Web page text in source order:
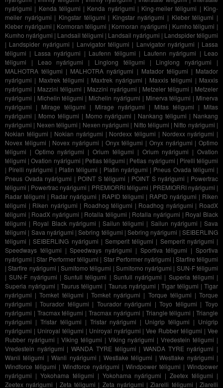
nyárigumi | Kenda téligumi | Kenda nyárigumi | King-meiler téligumi | King-
meiler nyárigumi | Kingstar téligumi | Kingstar nyárigumi | Kleber téligumi |
Kleber nyárigumi | Kormoran téligumi | Kormoran nyárigumi | Kumho téligumi |
Kumho nyárigumi | Landsail téligumi | Landsail nyárigumi | Landspider téligumi
| Landspider nyárigumi | Lanvigator téligumi | Lanvigator nyárigumi | Lassa
téligumi | Lassa nyárigumi | Laufenn téligumi | Laufenn nyárigumi | Leao
téligumi | Leao nyárigumi | Linglong téligumi | Linglong nyárigumi |
MALHOTRA téligumi | MALHOTRA nyárigumi | Matador téligumi | Matador
nyárigumi | Maxtrek téligumi | Maxtrek nyárigumi | Maxxis téligumi | Maxxis
nyárigumi | Mazzini téligumi | Mazzini nyárigumi | Metzeler téligumi | Metzeler
nyárigumi | Michelin téligumi | Michelin nyárigumi | Minerva téligumi | Minerva
nyárigumi | Mirage téligumi | Mirage nyárigumi | Mitas téligumi | Mitas
nyárigumi | Momo téligumi | Momo nyárigumi | Nankang téligumi | Nankang
nyárigumi | Nexen téligumi | Nexen nyárigumi | Nitto téligumi | Nitto nyárigumi |
Nokian téligumi | Nokian nyárigumi | Nordexx téligumi | Nordexx nyárigumi |
Novex téligumi | Novex nyárigumi | Onyx téligumi | Onyx nyárigumi | Optimo
téligumi | Optimo nyárigumi |Orium téligumi | Orium nyárigumi |Ovation
téligumi |Ovation nyárigumi | Petlas téligumi | Petlas nyárigumi | Pirelli téligumi
| Pirelli nyárigumi | Platin téligumi | Platin nyárigumi | Pneus Ovada téligumi |
Pneus Ovada nyárigumi | POINT S téligumi | POINT S nyárigumi | Powertrac
téligumi | Powertrac nyárigumi | PREMIORRI téligumi | PREMIORRI nyárigumi |
Radar téligumi | Radar nyárigumi | RAPID téligumi | RAPID nyárigumi | Riken
téligumi | Riken nyárigumi | Roadhog téligumi | Roadhog nyárigumi | RoadX
téligumi | RoadX nyárigumi | Rotalla téligumi | Rotalla nyárigumi | Royal Black
téligumi | Royal Black nyárigumi |Sailun téligumi | Sailun nyárigumi |Sava
téligumi | Sava nyárigumi |Sebring téligumi |Sebring nyárigumi |SEIBERLING
téligumi |SEIBERLING nyárigumi |Semperit téligumi | Semperit nyárigumi |
Speedways téligumi |Speedways nyárigumi | Sportiva téligumi |Sportiva
nyárigumi |Star Performer téligumi | Star Performer nyárigumi | Starfire téligumi
|Starfire nyárigumi |Sumitomo téligumi | Sumitomo nyárigumi | SUN-F téligumi
|SUN-F nyárigumi | Sunfull téligumi | Sunfull nyárigumi | Superia téligumi |
Superia nyárigumi |Taurus téligumi | Taurus nyárigumi | Tigar téligumi |Tigar
nyárigumi |Tomket téligumi | Tomket nyárigumi | Torque téligumi |Torque
nyárigumi |Tourador téligumi | Tourador nyárigumi |Toyo téligumi |Toyo
nyárigumi | Tracmax téligumi |Tracmax nyárigumi | Triangle téligumi |Triangle
nyárigumi | Tristar téligumi | Tristar nyárigumi | Unigrip téligumi | Unigrip
nyárigumi | Uniroyal téligumi | Uniroyal nyárigumi |Vee Rubber téligumi |Vee
Rubber nyárigumi | Viking téligumi | Viking nyárigumi |Vredestein téligumi |
Vredestein nyárigumi |WANDA TYRE téligumi | WANDA TYRE nyárigumi |
Wanli téligumi |Wanli nyárigumi | Westlake téligumi |Westlake nyárigumi |
Windforce téligumi | Windforce nyárigumi | Windpower téligumi | Windpower
nyárigumi | Yokohama téligumi | Yokohama nyárigumi |Zeetex téligumi |
Zeetex nyárigumi | Zeta téligumi | Zeta nyárigumi |Ziarelli téligumi | Ziarelli